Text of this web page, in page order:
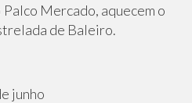
Mercado, aquecem o
de Baleiro.
junho